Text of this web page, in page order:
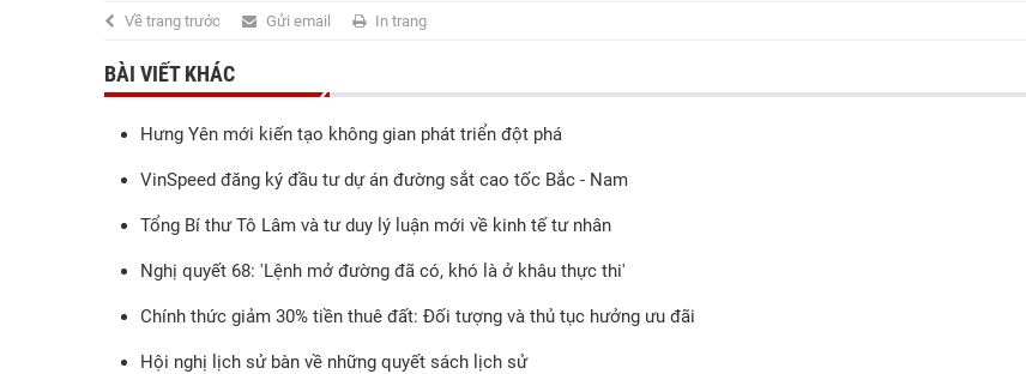
Về trang trước Gửi email In trang
BÀI VIẾT KHÁC
Hưng Yên mới kiến tạo không gian phát triển đột phá
VinSpeed đăng ký đầu tư dự án đường sắt cao tốc Bắc - Nam
Tổng Bí thư Tô Lâm và tư duy lý luận mới về kinh tế tư nhân
Nghị quyết 68: 'Lệnh mở đường đã có, khó là ở khâu thực thi'
Chính thức giảm 30% tiền thuê đất: Đối tượng và thủ tục hưởng ưu đãi
Hội nghị lịch sử bàn về những quyết sách lịch sử